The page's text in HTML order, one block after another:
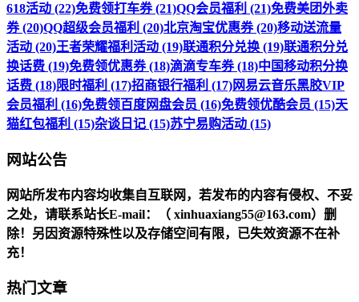
618活动 (22)免费领打车券 (21)QQ会员福利 (21)免费美团外卖
券 (20)QQ超级会员福利 (20)北京淘宝优惠券 (20)移动送流量
活动 (20)王者荣耀福利活动 (19)联通积分兑换 (19)联通积分兑
换话费 (19)免费领优惠券 (18)滴滴专车券 (18)中国移动积分换
话费 (18)限时福利 (17)招商银行福利 (17)网易云音乐黑胶VIP
会员福利 (16)免费领百度网盘会员 (16)免费领优酷会员 (15)天
猫红包福利 (15)杂谈日记 (15)苏宁易购活动 (15)
网站公告
网站所发布内容均收集自互联网，若发布的内容有侵权、不妥
之处，请联系站长E-mail：（ xinhuaxiang55@163.com）删
除！另因资源特殊性以及存储空间有限，已失效资源不在补
充！
热门文章